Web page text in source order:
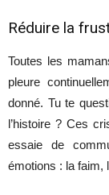
Réduire la
Toutes les
pleure
donné. Tu te
l’histoire ? Ces
essaie de
émotions : la faim,